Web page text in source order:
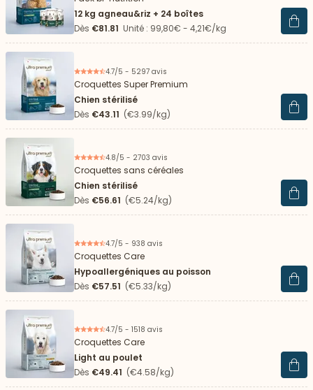
12 kg agneau&riz + 24 boîtes
Dès €81.81 Unité : 99,80€ - 4,21€/kg Voir
4.7/5 - 5297 avis
Croquettes Super Premium
Chien stérilisé
Dès €43.11 (€3.99/kg) Voir
4.8/5 - 2703 avis
Croquettes sans céréales
Chien stérilisé
Dès €56.61 (€5.24/kg) Voir
4.7/5 - 938 avis
Croquettes Care
Hypoallergéniques au poisson
Dès €57.51 (€5.33/kg) Voir
4.7/5 - 1518 avis
Croquettes Care
Light au poulet
Dès €49.41 (€4.58/kg) Voir